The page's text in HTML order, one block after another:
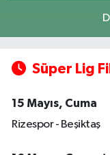
Süper Lig
15 Mayıs, Cuma
Rizespor - Beşiktaş